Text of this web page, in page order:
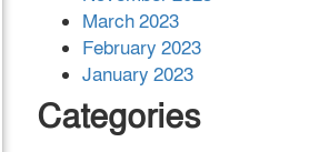
March 2023
February 2023
January 2023
Categories